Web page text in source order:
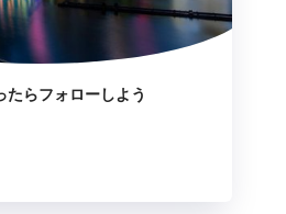
たらフォローしよう